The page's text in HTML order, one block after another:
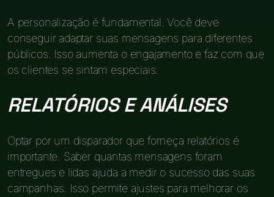
A personalização é fundamental. Você deve
conseguir adaptar suas mensagens para diferentes
públicos. Isso aumenta o engajamento e faz com que
os clientes se sintam especiais.
RELATÓRIOS E ANÁLISES
Optar por um disparador que forneça relatórios é
importante. Saber quantas mensagens foram
entregues e lidas ajuda a medir o sucesso das suas
campanhas. Isso permite ajustes para melhorar os